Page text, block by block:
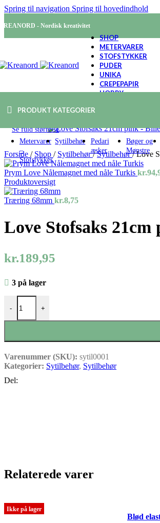
Spring til navigation Spring til hovedindhold
- Nordisk kreativitet
SHOP
METERVARER
STOFSTYKKER
PUDER
UNIKA
CREPEPAPIR
HOBBY
PRODUKT KATEGORIER
Metervarer
–
Stofstykker
Sytilbehør
Pedari
æsker
Bøger og
Mønstre
Se fuld størrelse
Forside / Shop / Sytilbehør/ Sytilbehør/ Love
Prym Love Nålemagnet med nåle Turkis kr.
Produktoversigt
Træring 68mm kr.8,75
Love Stofsaks 21cm
kr.189,95
3 på lager
-
Love Stofsaks 21cm pink antal
+
Varenummer (SKU): sytil0001
Kategorier: Sytilbehør, Sytilbehør
Del:
Relaterede varer
Ikke på lager
Blød